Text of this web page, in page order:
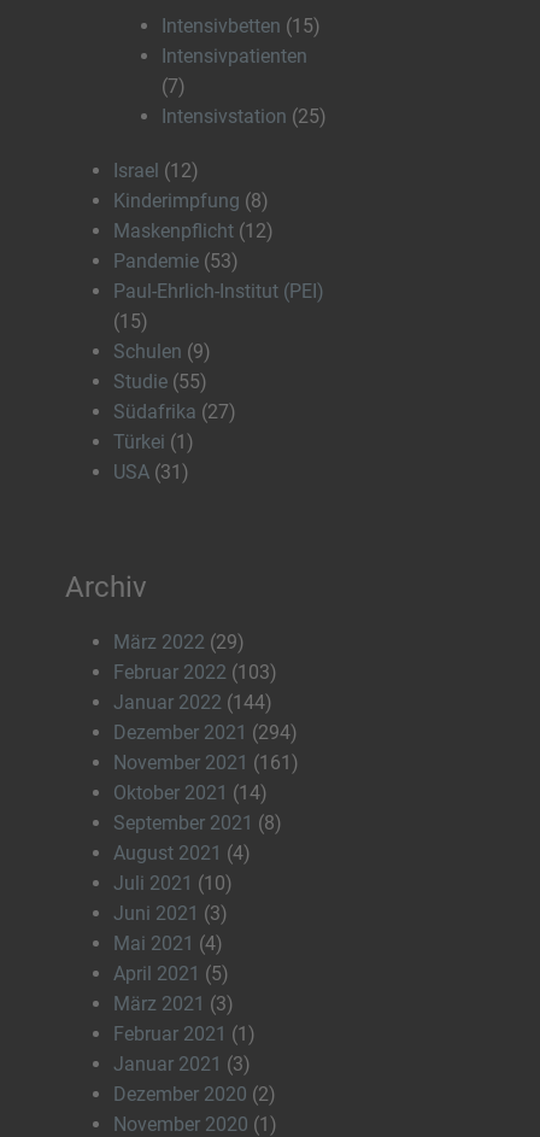
Intensivbetten (15)
Intensivpatienten
(7)
Intensivstation (25)
Israel (12)
Kinderimpfung (8)
Maskenpflicht (12)
Pandemie (53)
Paul-Ehrlich-Institut (PEI)
(15)
Schulen (9)
Studie (55)
Südafrika (27)
Türkei (1)
USA (31)
Archiv
März 2022 (29)
Februar 2022 (103)
Januar 2022 (144)
Dezember 2021 (294)
November 2021 (161)
Oktober 2021 (14)
September 2021 (8)
August 2021 (4)
Juli 2021 (10)
Juni 2021 (3)
Mai 2021 (4)
April 2021 (5)
März 2021 (3)
Februar 2021 (1)
Januar 2021 (3)
Dezember 2020 (2)
November 2020 (1)